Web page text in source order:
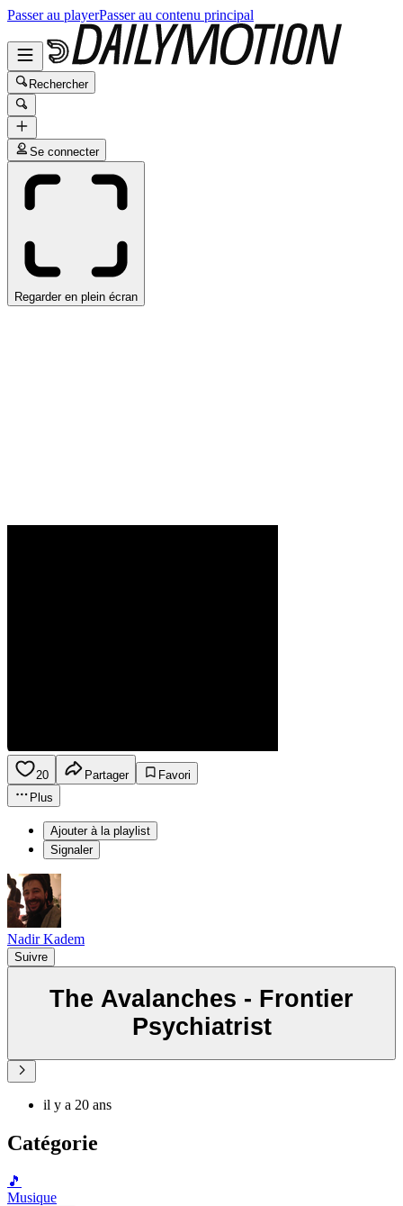
Passer au playerPasser au contenu principal
Rechercher
Se connecter
Regarder en plein écran
20 Partager
Favori
Plus
Ajouter à la playlist
Signaler
Nadir Kadem
Suivre
The Avalanches - Frontier
Psychiatrist
il y a 20 ans
Catégorie
🎵
Musique